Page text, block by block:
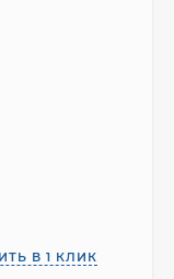
В 1 КЛИК